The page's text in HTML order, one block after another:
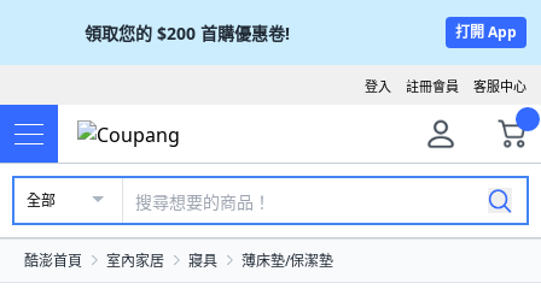
領取您的 $200 首購優惠卷! 打開 App
客服中心
註冊會員
登入
全部
酷澎首頁 室內家居 寢具 薄床墊/保潔墊